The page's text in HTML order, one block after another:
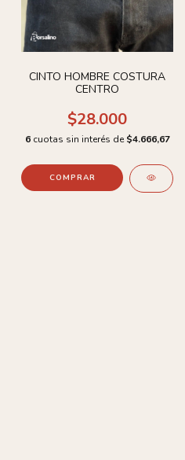
CINTO HOMBRE COSTURA
CENTRO
$28.000
6 cuotas sin interés de $4.666,67
COMPRAR